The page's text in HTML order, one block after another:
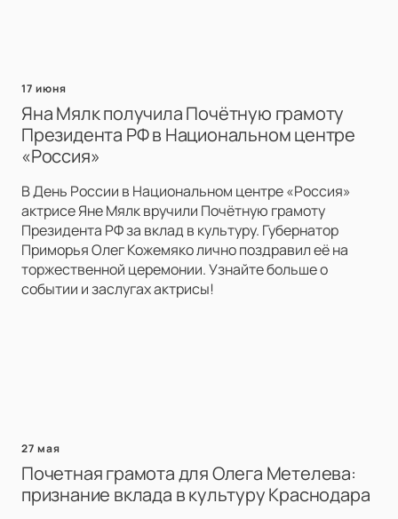
17 июня
Яна Мялк получила Почётную грамоту
Президента РФ в Национальном центре
«Россия»
В День России в Национальном центре «Россия»
актрисе Яне Мялк вручили Почётную грамоту
Президента РФ за вклад в культуру. Губернатор
Приморья Олег Кожемяко лично поздравил её на
торжественной церемонии. Узнайте больше о
событии и заслугах актрисы!
27 мая
Почетная грамота для Олега Метелева:
признание вклада в культуру Краснодара